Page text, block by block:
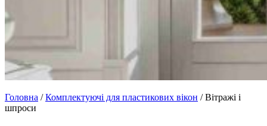
Головна /Комплектуючі для пластикових вікон /Вітражі і
шпроси